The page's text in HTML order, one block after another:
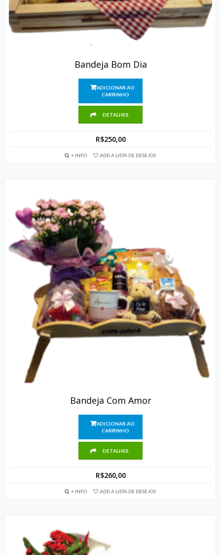
Bandeja Bom Dia
ADICIONAR AO
CARRINHO
DETALHES
R$250,00
+ INFO ADD A LISTA DE DESEJOS
Bandeja Com Amor
ADICIONAR AO
CARRINHO
DETALHES
R$260,00
+ INFO ADD A LISTA DE DESEJOS